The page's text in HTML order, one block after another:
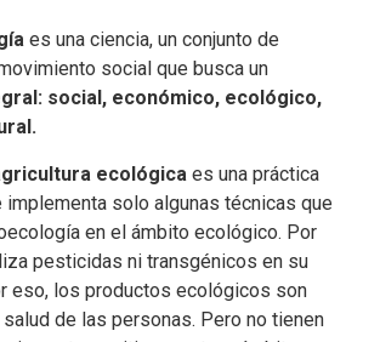
es una ciencia, un conjunto de
social que busca un
social, económico, ecológico,
ecológica es una práctica
solo algunas técnicas que
en el ámbito ecológico. Por
pesticidas ni transgénicos en su
eso, los productos ecológicos son
de las personas. Pero no tienen